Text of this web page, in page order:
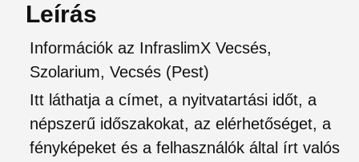
Leírás
Információk az InfraslimX Vecsés,
Szolarium, Vecsés (Pest)
Itt láthatja a címet, a nyitvatartási időt, a
népszerű időszakokat, az elérhetőséget, a
fényképeket és a felhasználók által írt valós